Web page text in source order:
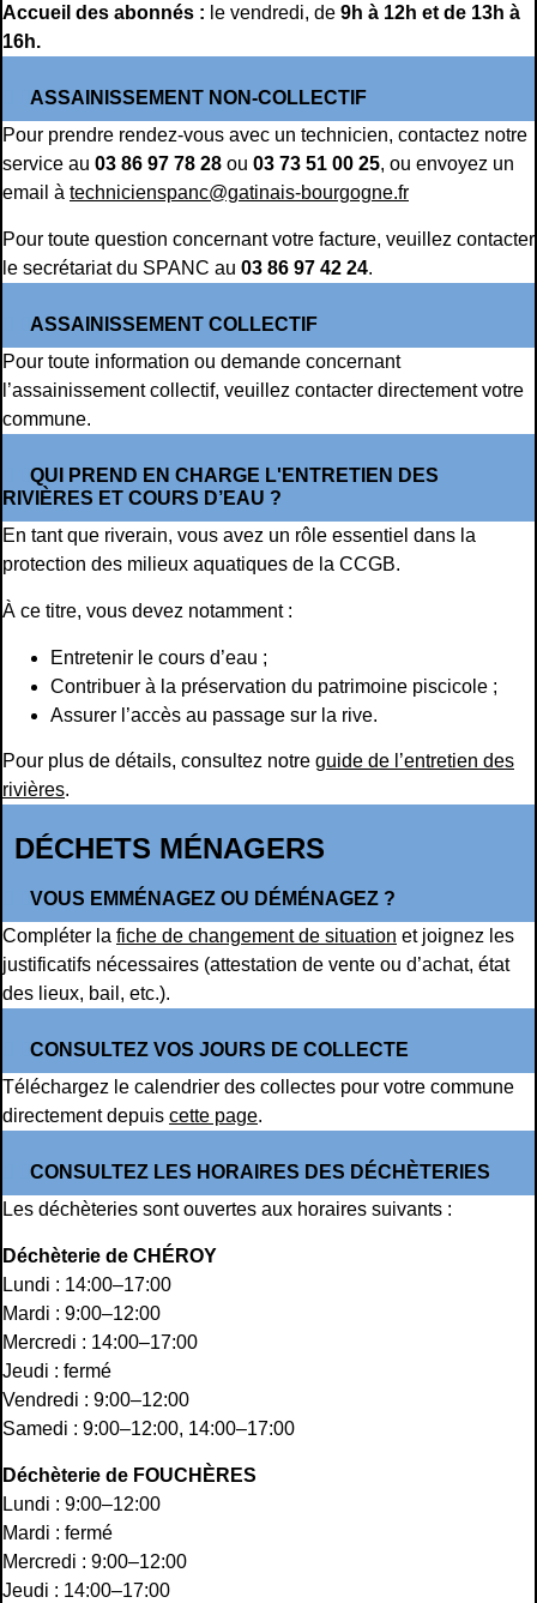
Accueil des abonnés : le vendredi, de 9h à 12h et de 13h à
16h.
ASSAINISSEMENT NON-COLLECTIF
Pour prendre rendez-vous avec un technicien, contactez notre
service au 03 86 97 78 28 ou 03 73 51 00 25, ou envoyez un
email à technicienspanc@gatinais-bourgogne.fr
Pour toute question concernant votre facture, veuillez contacter
le secrétariat du SPANC au 03 86 97 42 24.
ASSAINISSEMENT COLLECTIF
Pour toute information ou demande concernant
l’assainissement collectif, veuillez contacter directement votre
commune.
QUI PREND EN CHARGE L'ENTRETIEN DES
RIVIÈRES ET COURS D’EAU ?
En tant que riverain, vous avez un rôle essentiel dans la
protection des milieux aquatiques de la CCGB.
À ce titre, vous devez notamment :
Entretenir le cours d’eau ;
Contribuer à la préservation du patrimoine piscicole ;
Assurer l’accès au passage sur la rive.
Pour plus de détails, consultez notre guide de l’entretien des
rivières.
DÉCHETS MÉNAGERS
VOUS EMMÉNAGEZ OU DÉMÉNAGEZ ?
Compléter la fiche de changement de situation et joignez les
justificatifs nécessaires (attestation de vente ou d’achat, état
des lieux, bail, etc.).
CONSULTEZ VOS JOURS DE COLLECTE
Téléchargez le calendrier des collectes pour votre commune
directement depuis cette page.
CONSULTEZ LES HORAIRES DES DÉCHÈTERIES
Les déchèteries sont ouvertes aux horaires suivants :
Déchèterie de CHÉROY
Lundi : 14:00–17:00
Mardi : 9:00–12:00
Mercredi : 14:00–17:00
Jeudi : fermé
Vendredi : 9:00–12:00
Samedi : 9:00–12:00, 14:00–17:00
Déchèterie de FOUCHÈRES
Lundi : 9:00–12:00
Mardi : fermé
Mercredi : 9:00–12:00
Jeudi : 14:00–17:00